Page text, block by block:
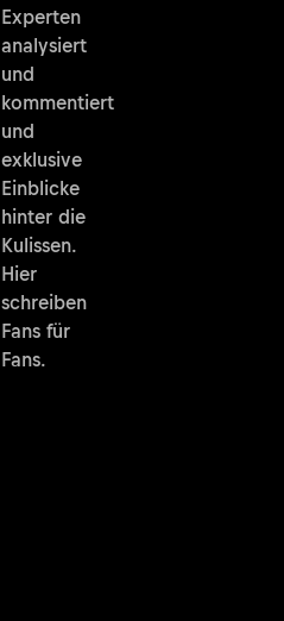
Experten
analysiert
und
kommentiert
und
exklusive
Einblicke
hinter die
Kulissen.
Hier
schreiben
Fans für
Fans.